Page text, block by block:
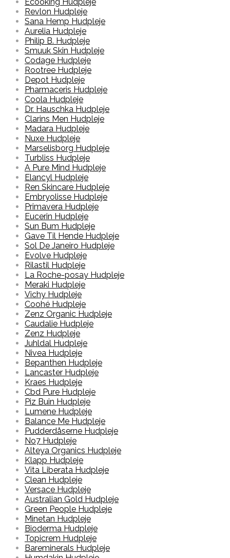
Ecooking Hudpleje
Revlon Hudpleje
Sana Hemp Hudpleje
Aurelia Hudpleje
Philip B. Hudpleje
Smuuk Skin Hudpleje
Codage Hudpleje
Rootree Hudpleje
Depot Hudpleje
Pharmaceris Hudpleje
Coola Hudpleje
Dr. Hauschka Hudpleje
Clarins Men Hudpleje
Madara Hudpleje
Nuxe Hudpleje
Marselisborg Hudpleje
Turbliss Hudpleje
A Pure Mind Hudpleje
Elancyl Hudpleje
Ren Skincare Hudpleje
Embryolisse Hudpleje
Primavera Hudpleje
Eucerin Hudpleje
Sun Bum Hudpleje
Gave Til Hende Hudpleje
Sol De Janeiro Hudpleje
Evolve Hudpleje
Rilastil Hudpleje
La Roche-posay Hudpleje
Meraki Hudpleje
Vichy Hudpleje
Coohé Hudpleje
Zenz Organic Hudpleje
Caudalie Hudpleje
Zenz Hudpleje
Juhldal Hudpleje
Nivea Hudpleje
Bepanthen Hudpleje
Lancaster Hudpleje
Kraes Hudpleje
Cbd Pure Hudpleje
Piz Buin Hudpleje
Lumene Hudpleje
Balance Me Hudpleje
Pudderdåserne Hudpleje
No7 Hudpleje
Alteya Organics Hudpleje
Klapp Hudpleje
Vita Liberata Hudpleje
Clean Hudpleje
Versace Hudpleje
Australian Gold Hudpleje
Green People Hudpleje
Minetan Hudpleje
Bioderma Hudpleje
Topicrem Hudpleje
Bareminerals Hudpleje